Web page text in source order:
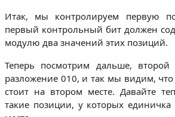
Итак, мы контролируем первую
первый контрольный бит должен
модулю два значений этих позиций.
Теперь посмотрим дальше, второй
разложение 010, и так мы видим,
стоит на втором месте. Давайте
такие позиции, у которых единичка